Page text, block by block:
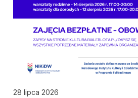
28 lipca 2026